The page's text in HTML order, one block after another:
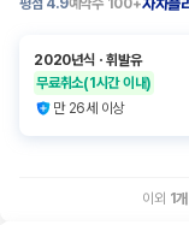
평점 4.9예약수 100+자차플
2020년식 ㆍ휘발유
무료취소(1시간 이내)
만 26세 이상
이외 1개